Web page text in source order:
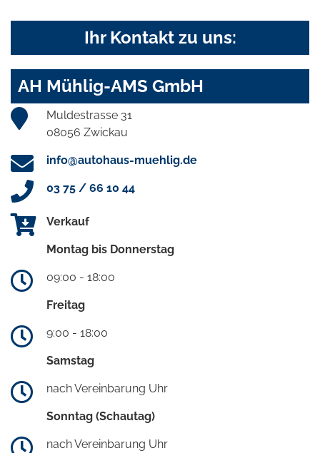
Ihr Kontakt zu uns:
AH Mühlig-AMS GmbH
Muldestrasse 31
08056 Zwickau
info@autohaus-muehlig.de
03 75 / 66 10 44
Verkauf
Montag bis Donnerstag
09:00 - 18:00
Freitag
9:00 - 18:00
Samstag
nach Vereinbarung Uhr
Sonntag (Schautag)
nach Vereinbarung Uhr